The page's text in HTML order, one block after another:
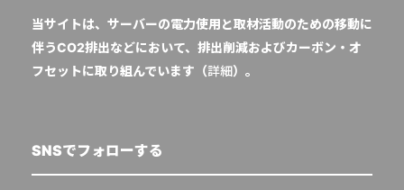
当サイトは、サーバーの電力使用と取材活動のための移動に
伴うCO2排出などにおいて、排出削減およびカーボン・オ
フセットに取り組んでいます（詳細）。
SNSでフォローする